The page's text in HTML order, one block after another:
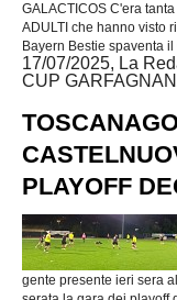
GALACTICOS C'era
ADULTI che hanno visto
Bayern Bestie spaventa
17/07/2025, La
CUP
PLAYOFF
gente presente ieri sera